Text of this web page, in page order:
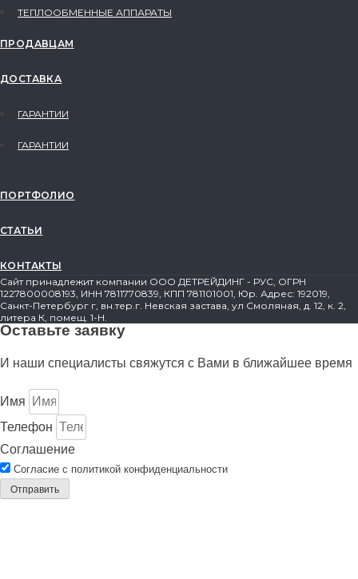
ТЕПЛООБМЕННЫЕ АППАРАТЫ
ПРОДАВЦАМ
ДОСТАВКА
ГАРАНТИИ
ГАРАНТИИ
ПОРТФОЛИО
СТАТЬИ
КОНТАКТЫ
Сайт принадлежит компании ООО ДЕТРЕЙДИНГ - РУС, ОГРН
1227800008193, ИНН 7811770839, КПП 781101001, Юр. Адрес: 192019,
Санкт-Петербург г, вн.тер.г. Невская застава, ул Смоляная, д. 12, к. 2,
литера К, помещ. 1-Н.
Оставьте заявку
И наши специалисты свяжутся с Вами в ближайшее время
Имя
Телефон
Соглашение
Согласие с политикой конфиденциальности
Отправить